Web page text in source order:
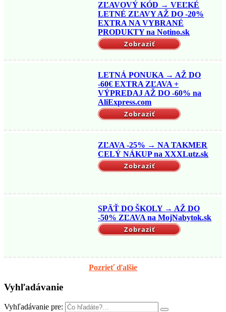
ZĽAVOVÝ KÓD → VEĽKÉ
LETNÉ ZĽAVY AŽ DO -20%
EXTRA NA VYBRANÉ
PRODUKTY na Notino.sk
Zobraziť
LETNÁ PONUKA → AŽ DO
-60€ EXTRA ZĽAVA +
VÝPREDAJ AŽ DO -60% na
AliExpress.com
Zobraziť
ZĽAVA -25% → NA TAKMER
CELÝ NÁKUP na XXXLutz.sk
Zobraziť
SPÄŤ DO ŠKOLY → AŽ DO
-50% ZĽAVA na MojNabytok.sk
Zobraziť
Pozrieť ďalšie
Vyhľadávanie
Vyhľadávanie pre: